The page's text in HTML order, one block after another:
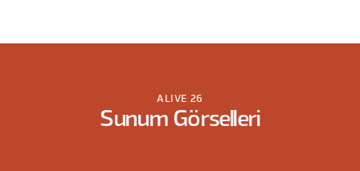
ALIVE 26
Sunum Görselleri